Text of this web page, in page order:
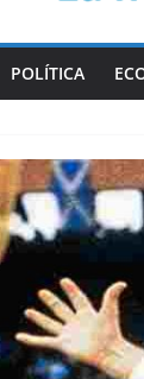
POLÍTICA